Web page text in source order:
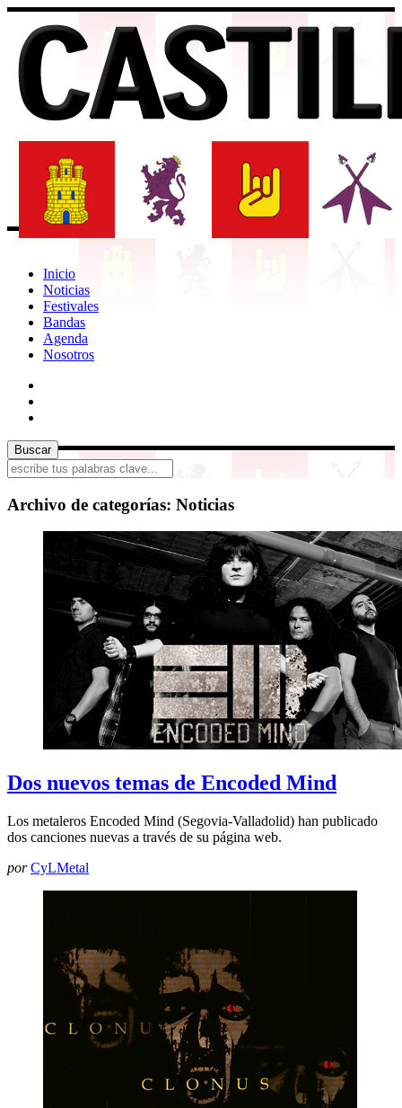
Inicio
Noticias
Festivales
Bandas
Agenda
Nosotros
Archivo de categorías: Noticias
Dos nuevos temas de Encoded Mind
Los metaleros Encoded Mind (Segovia-Valladolid) han publicado
dos canciones nuevas a través de su página web.
por CyLMetal